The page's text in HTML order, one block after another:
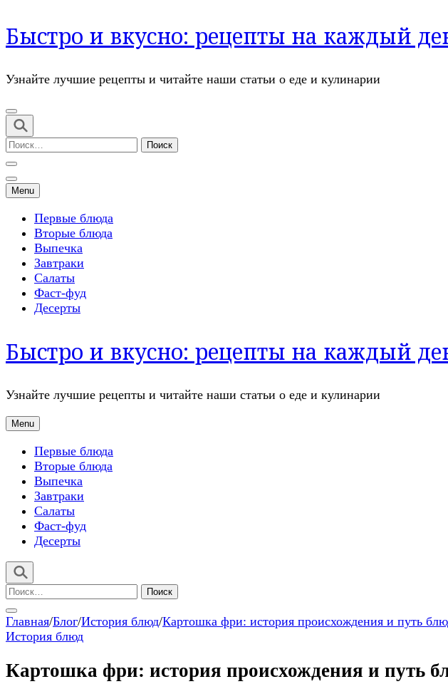
Перейти
к
(нажмите
Enter)
Быстро и вкусно: рецепты на каждый
Узнайте лучшие рецепты и читайте наши статьи о еде и кулинарии
Найти:
Menu
Первые блюда
Вторые блюда
Выпечка
Завтраки
Салаты
Фаст-фуд
Десерты
Быстро и вкусно: рецепты на каждый
Узнайте лучшие рецепты и читайте наши статьи о еде и кулинарии
Menu
Первые блюда
Вторые блюда
Выпечка
Завтраки
Салаты
Фаст-фуд
Десерты
Найти:
Главная/Блог/История блюд/Картошка фри: история происхождения и путь
История блюд
Картошка фри: история происхождения и путь